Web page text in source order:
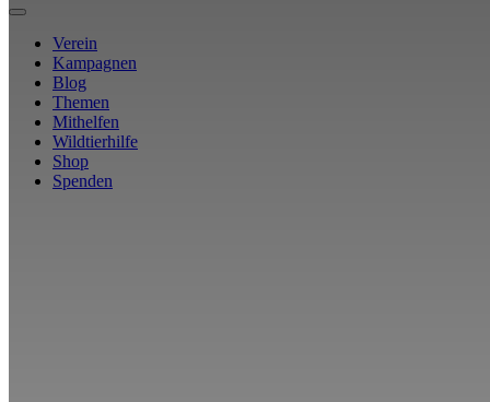
Verein
Kampagnen
Blog
Themen
Mithelfen
Wildtierhilfe
Shop
Spenden